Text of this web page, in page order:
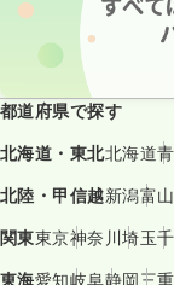
都道府県で探す
北海道・東北北海道
北陸・甲信越新潟富山
関東東京神奈川埼玉
東海愛知岐阜静岡三重